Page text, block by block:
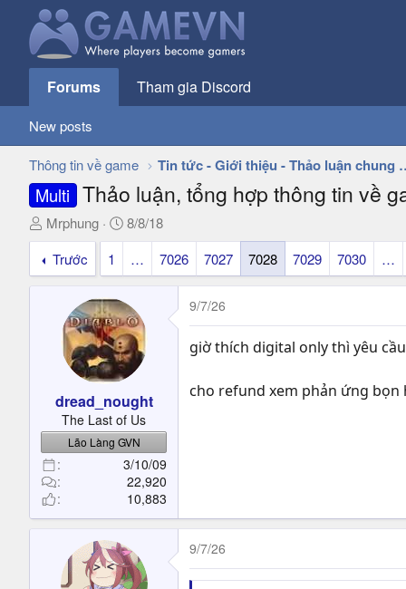
Forums Tham gia Discord
New posts
Thông tin về game Tin tức - Giới
Multi Thảo luận, tổng hợp thông tin về
T
h
e
e
r
Mrphung
N
g
à
y
ử
i
8/8/18
Trước
1 … 7026 7027 7028 7029 7030 …
dread_nought
The Last of Us
Lão Làng GVN
3/10/09
22,920
10,883
9/7/26
giờ thích digital only thì yêu
cho refund xem phản ứng
9/7/26